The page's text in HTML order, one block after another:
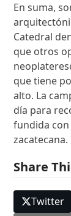
En suma,
Catedral
que otros
que tiene
alto. La
día para
fundida
zacatecana.
Share
Twitter